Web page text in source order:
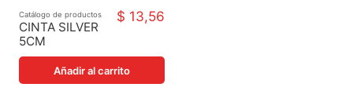
Catálogo de productos
CINTA SILVER
5CM
$ 13,56
Añadir al carrito